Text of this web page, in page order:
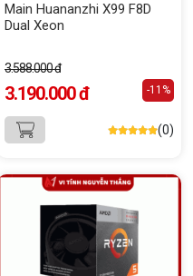
Main Huananzhi X99 F8D
Dual Xeon
3.588.000 đ
3.190.000 đ -11%
(0)